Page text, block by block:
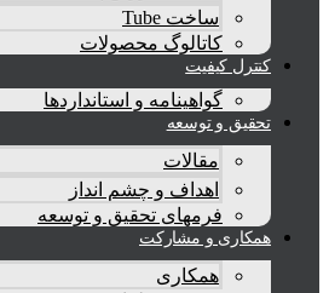
ساخت Tube
کاتالوگ محصولات
کنترل کیفیت
گواهينامه و استانداردها
تحقيق و توسعه
مقالات
اهداف و چشم انداز
فرمهای تحقیق و توسعه
همکاری و مشارکت
همکاری